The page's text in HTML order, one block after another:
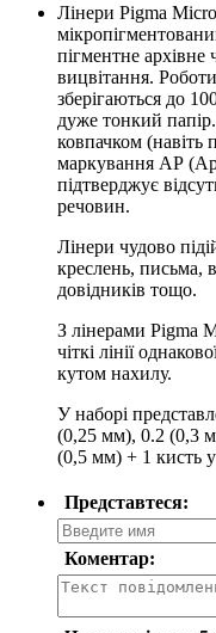
Лінери Pigma
пігментне архівне
вицвітання.
зберігаються до
дуже тонкий
ковпачком (навіть
маркування АР
підтверджує
речовин.
Лінери чудово
креслень, письма,
довідників тощо.
З лінерами Pigma
чіткі лінії
кутом нахилу.
У наборі
(0,25 мм), 0.2 (0,3
(0,5 мм) + 1 кисть
Представтеся:
Коментар: